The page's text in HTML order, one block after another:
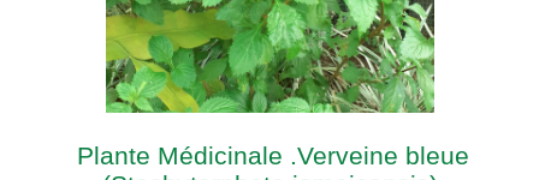
Plante Médicinale .Verveine bleue